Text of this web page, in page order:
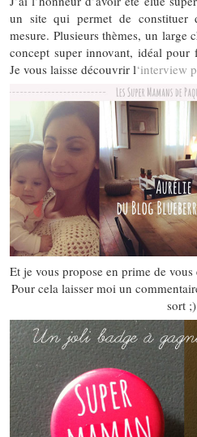
un site qui permet de constituer
mesure. Plusieurs thèmes, un large
concept super innovant, idéal pour
Je vous laisse découvrir l‘interview
Et je vous propose en prime de
Pour cela laisser moi un
sort ;)